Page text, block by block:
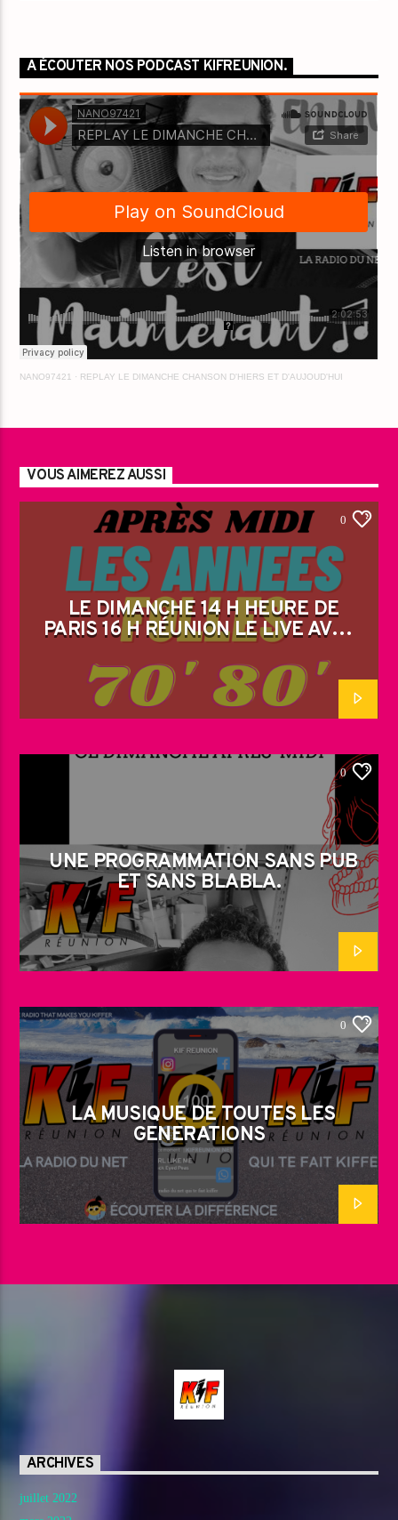
A ÉCOUTER NOS PODCAST KIFREUNION.
NANO97421 · REPLAY LE DIMANCHE CHANSON D'HIERS ET D'AUJOUD'HUI
VOUS AIMEREZ AUSSI
0
LE DIMANCHE 14 H HEURE DE
PARIS 16 H RÉUNION LE LIVE AVEC
JM
0
UNE PROGRAMMATION SANS PUB
ET SANS BLABLA.
0
LA MUSIQUE DE TOUTES LES
GENERATIONS
ARCHIVES
juillet 2022